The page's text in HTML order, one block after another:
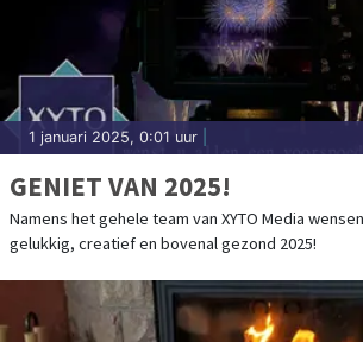
1 januari 2025, 0:01 uur
GENIET VAN 2025!
Namens het gehele team van XYTO Media
gelukkig, creatief en bovenal gezond 2025!